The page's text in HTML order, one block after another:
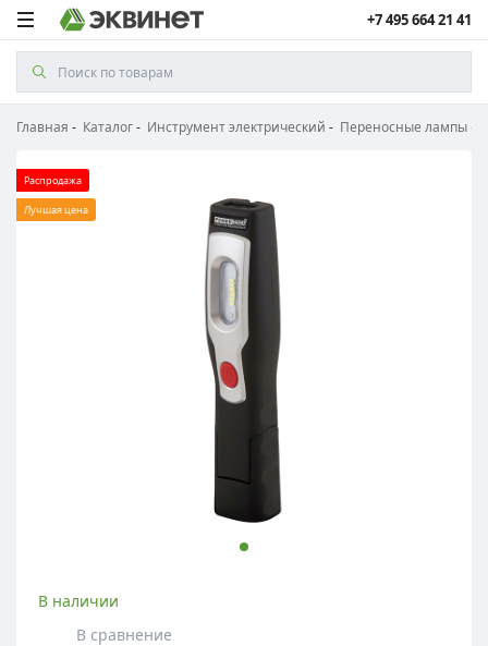
+7 495 664 21 41
Главная Каталог Инструмент электрический Переносные лампы
Распродажа
Лучшая цена
В наличии
В сравнение